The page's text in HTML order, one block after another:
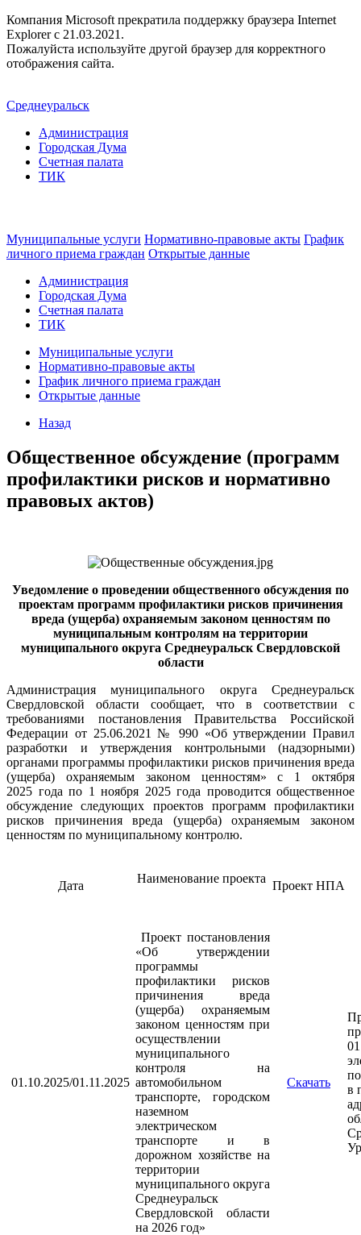
Компания Microsoft прекратила поддержку браузера Internet
Explorer c 21.03.2021.
Пожалуйста используйте другой браузер для корректного
отображения сайта.
Среднеуральск
Администрация
Городская Дума
Счетная палата
ТИК
Муниципальные услуги Нормативно-правовые акты График
личного приема граждан Открытые данные
Администрация
Городская Дума
Счетная палата
ТИК
Муниципальные услуги
Нормативно-правовые акты
График личного приема граждан
Открытые данные
Назад
Общественное обсуждение (программ
профилактики рисков и нормативно
правовых актов)
Уведомление о проведении общественного обсуждения по
проектам программ профилактики рисков причинения
вреда (ущерба) охраняемым законом ценностям по
муниципальным контролям на территории
муниципального округа Среднеуральск Свердловской
области
Администрация муниципального округа Среднеуральск
Свердловской области сообщает, что в соответствии с
требованиями постановления Правительства Российской
Федерации от 25.06.2021 № 990 «Об утверждении Правил
разработки и утверждения контрольными (надзорными)
органами программы профилактики рисков причинения вреда
(ущерба) охраняемым законом ценностям» с 1 октября
2025 года по 1 ноября 2025 года проводится общественное
обсуждение следующих проектов программ профилактики
рисков причинения вреда (ущерба) охраняемым законом
ценностям по муниципальному контролю.
Дата
Наименование проекта
Проект НПА
01.10.2025/01.11.2025
Проект постановления
«Об утверждении
программы
профилактики рисков
причинения вреда
(ущерба) охраняемым
законом ценностям при
осуществлении
муниципального
контроля на
автомобильном
транспорте, городском
наземном
электрическом
транспорте и в
дорожном хозяйстве на
территории
муниципального округа
Среднеуральск
Свердловской области
на 2026 год»
Скачать
в